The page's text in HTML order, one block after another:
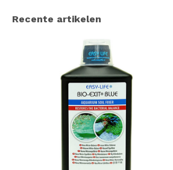
Recente artikelen